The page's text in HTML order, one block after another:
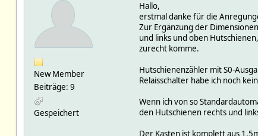
New Member
Beiträge: 9
Gespeichert
Hallo,
erstmal danke für die
Zur Ergänzung der
und links und oben
zurecht komme.
Hutschienenzähler mit S0-
Relaisschalter habe ich noch
Wenn ich von so
den Hutschienen rechts und
Der Kasten ist komplett aus